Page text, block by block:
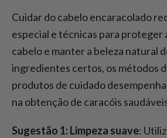
Cuidar do cabelo encaracolado
especial e técnicas para proteger
cabelo e manter a beleza natural
ingredientes certos, os métodos
produtos de cuidado
na obtenção de caracóis
Sugestão 1: Limpeza suave: